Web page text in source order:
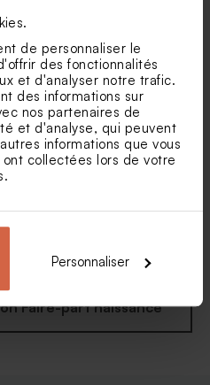
de personnaliser le
des fonctionnalités
et d'analyser notre trafic.
des informations sur
nos partenaires de
et d'analyse, qui peuvent
informations que vous
collectées lors de votre
Personnaliser
Bonbon baptême rose
poudré 700 gr (± 500 ex)
papillon
Faire part naissance pampa
Faire-part naissance